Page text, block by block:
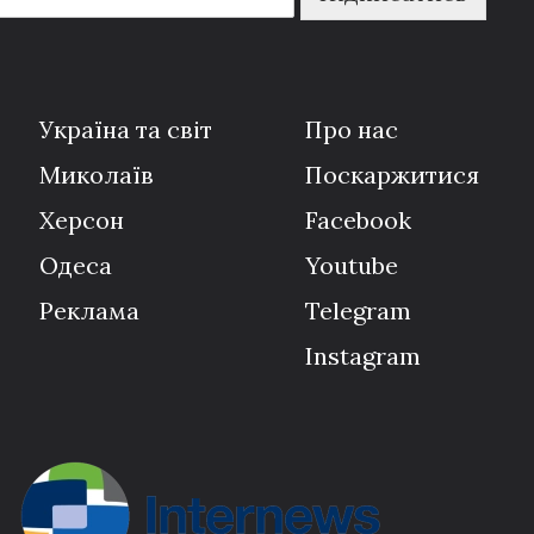
Україна та світ
Миколаїв
Херсон
Одеса
Реклама
Про нас
Поскаржитися
Facebook
Youtube
Telegram
Instagram